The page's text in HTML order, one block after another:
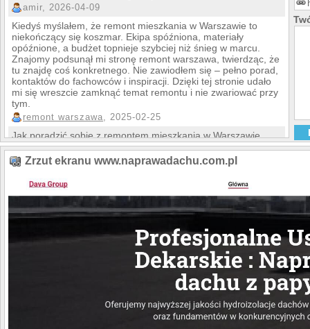
amir, 2026-04-09
Kiedyś myślałem, że remont mieszkania w Warszawie to
niekończący się koszmar. Ekipa spóźniona, materiały
opóźnione, a budżet topnieje szybciej niż śnieg w marcu.
Znajomy podsunął mi stronę remont warszawa, twierdząc, że
tu znajdę coś konkretnego. Nie zawiodłem się – pełno porad,
kontaktów do fachowców i inspiracji. Dzięki tej stronie udało
mi się wreszcie zamknąć temat remontu i nie zwariować przy
tym.
remont warszawa, 2025-02-25
Jak poradzić sobie z remontem mieszkania w Warszawie,
żeby uniknąć opóźnień i przekroczenia budżetu?
elmartinoanryha, 2025-02-25
Zapraszamy do naszego serwisu ogłoszeń, w którym mogą
Państwo dodać ogłoszenie za darmo, a także bez rejestracji.
Szybka i skuteczna bezpłatna reklama Państwa usług.
ogłoszenia Warszawa, 2013-04-18
Zrzut ekranu www.naprawadachu.com.pl